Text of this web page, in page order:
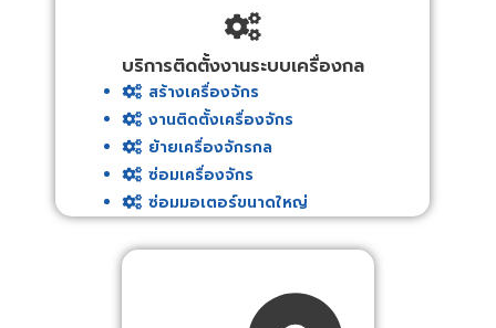
บริการติดตั้งงานระบบเครื่องกล
สร้างเครื่องจักร
งานติดตั้งเครื่องจักร
ย้ายเครื่องจักรกล
ซ่อมเครื่องจักร
ซ่อมมอเตอร์ขนาดใหญ่